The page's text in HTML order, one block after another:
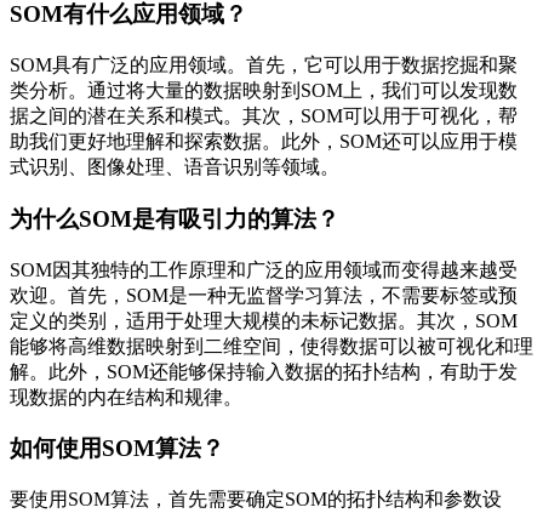
SOM有什么应用领域？
SOM具有广泛的应用领域。首先，它可以用于数据挖掘和聚
类分析。通过将大量的数据映射到SOM上，我们可以发现数
据之间的潜在关系和模式。其次，SOM可以用于可视化，帮
助我们更好地理解和探索数据。此外，SOM还可以应用于模
式识别、图像处理、语音识别等领域。
为什么SOM是有吸引力的算法？
SOM因其独特的工作原理和广泛的应用领域而变得越来越受
欢迎。首先，SOM是一种无监督学习算法，不需要标签或预
定义的类别，适用于处理大规模的未标记数据。其次，SOM
能够将高维数据映射到二维空间，使得数据可以被可视化和理
解。此外，SOM还能够保持输入数据的拓扑结构，有助于发
现数据的内在结构和规律。
如何使用SOM算法？
要使用SOM算法，首先需要确定SOM的拓扑结构和参数设